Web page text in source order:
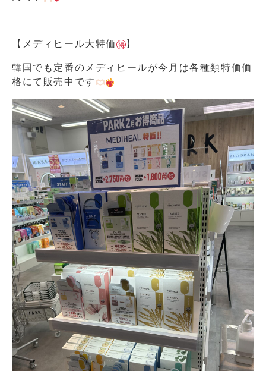
【メディヒール大特価 】
韓国でも定番のメディヒールが今月は各種類特価価
格にて販売中です‪‪‪